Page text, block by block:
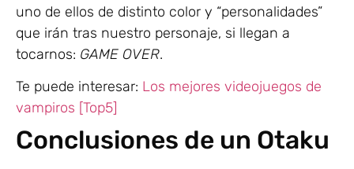
uno de ellos de distinto color y “personalidades”
que irán tras nuestro personaje, si llegan a
tocarnos: GAME OVER.
Te puede interesar: Los mejores videojuegos de
vampiros [Top5]
Conclusiones de un Otaku